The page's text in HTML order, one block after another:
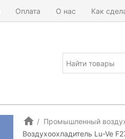
Оплата О нас Как
Промышленный
Воздухоохладитель Lu-Ve